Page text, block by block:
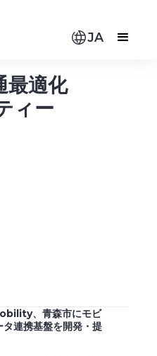
JA
最適化
ィー
、青森市にモビ
タ連携基盤を開発・提